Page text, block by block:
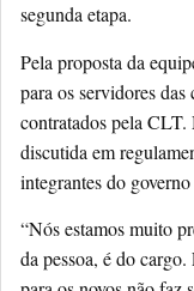
segunda etapa.
Pela proposta da
para os servidores
contratados pela CLT.
discutida em
integrantes do
“Nós estamos muito
da pessoa, é do